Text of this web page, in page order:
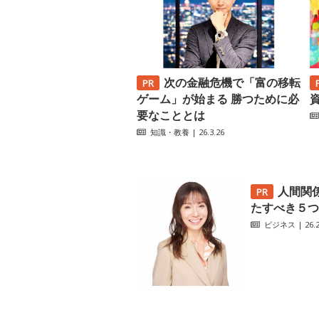
次の金融危機で「富の移転
ゲーム」が始まる 勝つために必
要なこととは
知識・教養 | 26.3.26
人間関
たすべき５
ビジネス |